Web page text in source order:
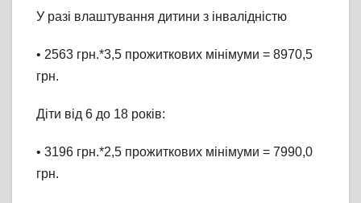
У разі влаштування дитини з інвалідністю
• 2563 грн.*3,5 прожиткових мінімуми = 8970,5
грн.
Діти від 6 до 18 років:
• 3196 грн.*2,5 прожиткових мінімуми = 7990,0
грн.